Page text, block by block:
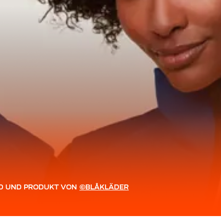
UND PRODUKT VON ©BLÅKLÄDER